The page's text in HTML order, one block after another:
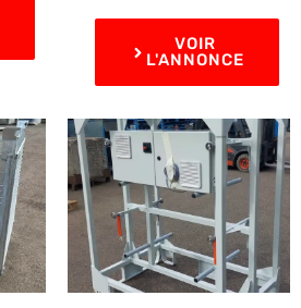
VOIR
L'ANNONCE